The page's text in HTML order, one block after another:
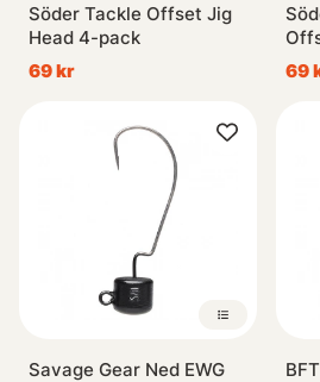
Söder Tackle Offset Jig
Head 4-pack
69 kr
1/0
69
Savage Gear Ned EWG